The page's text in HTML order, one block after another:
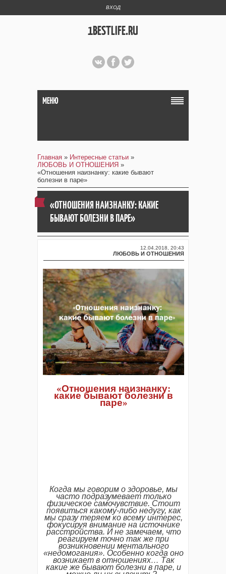
ВХОД
1BESTLIFE.RU
МЕНЮ
Главная » Интересные статьи »
ЛЮБОВЬ И ОТНОШЕНИЯ »
«Отношения наизнанку: какие бывают
болезни в паре»
«ОТНОШЕНИЯ НАИЗНАНКУ: КАКИЕ
БЫВАЮТ БОЛЕЗНИ В ПАРЕ»
12.04.2018, 20:43
ЛЮБОВЬ И ОТНОШЕНИЯ
«Отношения наизнанку:
какие бывают болезни в
паре»
Когда мы говорим о здоровье, мы
часто подразумевает только
физическое самочувствие. Стоит
появиться какому-либо недугу, как
мы сразу теряем ко всему интерес,
фокусируя внимание на источнике
расстройства. И не замечаем, что
реагируем точно так же при
возникновении ментального
«недомогания». Особенно когда оно
возникает в отношениях… Так
какие же бывают болезни в паре, и